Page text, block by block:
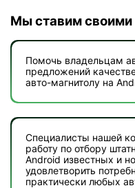
Мы ставим своими
Помочь владельцам
предложений
авто-магнитолу на
Специалисты нашей
работу по отбору
Android известных и
удовлетворить
практически любых